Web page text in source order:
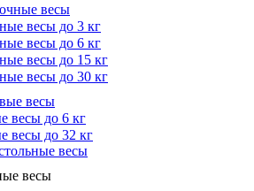
весы
весы до 3 кг
весы до 6 кг
весы до 15 кг
весы до 30 кг
весы
весы до 6 кг
весы до 32 кг
весы
весы